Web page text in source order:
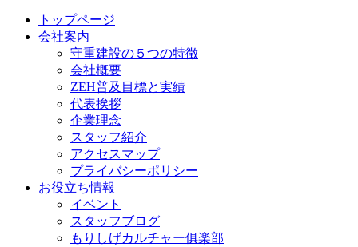
トップページ
会社案内
守重建設の５つの特徴
会社概要
ZEH普及目標と実績
代表挨拶
企業理念
スタッフ紹介
アクセスマップ
プライバシーポリシー
お役立ち情報
イベント
スタッフブログ
もりしげカルチャー俱楽部